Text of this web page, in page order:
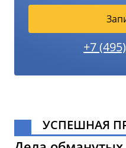
+7
УСПЕШНАЯ